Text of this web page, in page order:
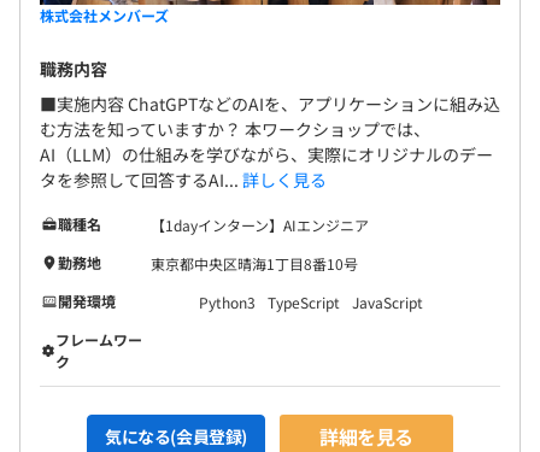
株式会社メンバーズ
職務内容
■実施内容 ChatGPTなどのAIを、アプリケーションに組み込
む方法を知っていますか？ 本ワークショップでは、
AI（LLM）の仕組みを学びながら、実際にオリジナルのデー
タを参照して回答するAI... 詳しく見る
職種名
【1dayインターン】AIエンジニア
勤務地
東京都中央区晴海1丁目8番10号
開発環境
Python3 TypeScript
JavaScript
フレームワー
ク
気になる(会員登録) 詳細を見る